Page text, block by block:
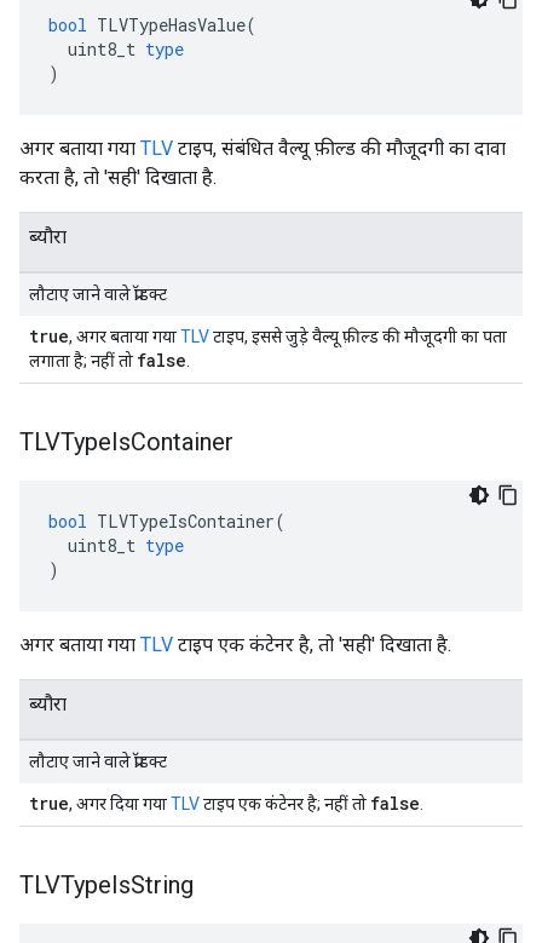
bool TLVTypeHasValue(
uint8_t type
)
अगर बताया गया TLV टाइप, संबंधित वैल्यू फ़ील्ड की मौजूदगी का दावा
करता है, तो 'सही' दिखाता है.
ब्यौरा
लौटाए जाने वाले प्रॉडक्ट
true, अगर बताया गयाTLVटाइप, इससे जुड़े वैल्यू फ़ील्ड की मौजूदगी का पता
लगाता है; नहीं तो false
TLVTypeIsContainer
bool TLVTypeIsContainer(
uint8_t type
)
अगर बताया गया TLV टाइप एक कंटेनर है, तो 'सही' दिखाता है.
ब्यौरा
लौटाए जाने वाले प्रॉडक्ट
true, अगर दिया गयाTLVटाइप एक कंटेनर है; नहीं तो false
TLVTypeIsString